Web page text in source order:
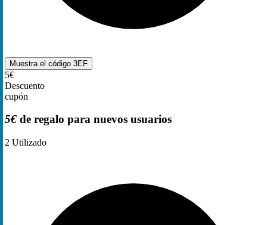
Muestra el código 3EF
5€
Descuento
cupón
5€ de regalo para nuevos usuarios
2 Utilizado